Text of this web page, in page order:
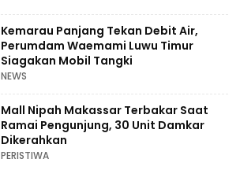
Kemarau Panjang Tekan Debit Air,
Perumdam Waemami Luwu Timur
Siagakan Mobil Tangki
NEWS
Mall Nipah Makassar Terbakar Saat
Ramai Pengunjung, 30 Unit Damkar
Dikerahkan
PERISTIWA